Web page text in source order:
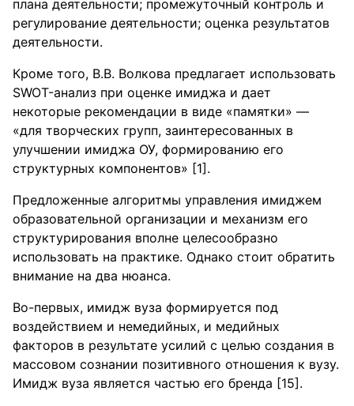
плана деятельности; промежуточный контроль и
регулирование деятельности; оценка результатов
деятельности.
Кроме того, В.В. Волкова предлагает использовать
SWOT-анализ при оценке имиджа и дает
некоторые рекомендации в виде «памятки» —
«для творческих групп, заинтересованных в
улучшении имиджа ОУ, формированию его
структурных компонентов» [1].
Предложенные алгоритмы управления имиджем
образовательной организации и механизм его
структурирования вполне целесообразно
использовать на практике. Однако стоит обратить
внимание на два нюанса.
Во-первых, имидж вуза формируется под
воздействием и немедийных, и медийных
факторов в результате усилий с целью создания в
массовом сознании позитивного отношения к вузу.
Имидж вуза является частью его бренда [15].